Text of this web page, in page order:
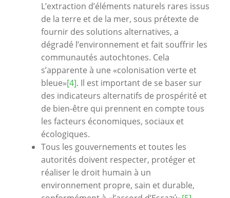
L’extraction d’éléments naturels rares issus
de la terre et de la mer, sous prétexte de
fournir des solutions alternatives, a
dégradé l’environnement et fait souffrir les
communautés autochtones. Cela
s’apparente à une «colonisation verte et
bleue»[4]. Il est important de se baser sur
des indicateurs alternatifs de prospérité et
de bien-être qui prennent en compte tous
les facteurs économiques, sociaux et
écologiques.
Tous les gouvernements et toutes les
autorités doivent respecter, protéger et
réaliser le droit humain à un
environnement propre, sain et durable,